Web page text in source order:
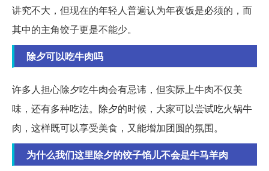
讲究不大，但现在的年轻人普遍认为年夜饭是必须的，而
其中的主角饺子更是不能少。
除夕可以吃牛肉吗
许多人担心除夕吃牛肉会有忌讳，但实际上牛肉不仅美
味，还有多种吃法。除夕的时候，大家可以尝试吃火锅牛
肉，这样既可以享受美食，又能增加团圆的氛围。
为什么我们这里除夕的饺子馅儿不会是牛马羊肉